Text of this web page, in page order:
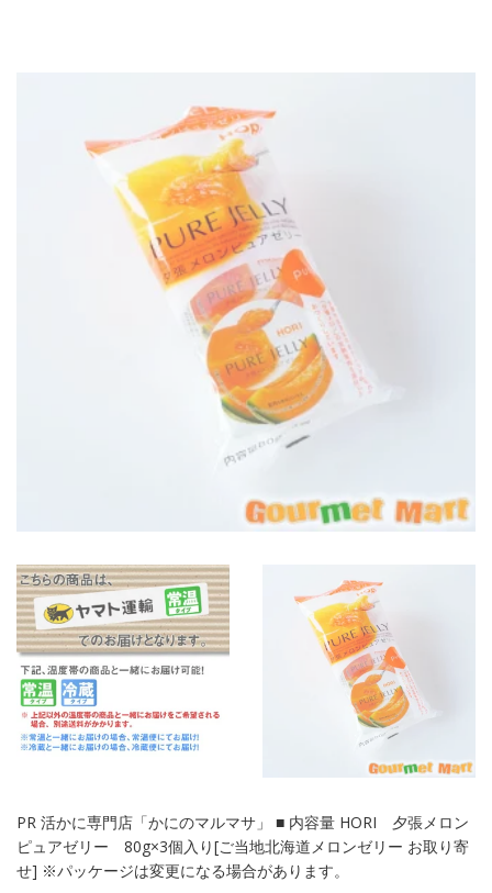
PR 活かに専門店「かにのマルマサ」 ■ 内容量 HORI 夕張メロン
ピュアゼリー 80g×3個入り[ご当地北海道メロンゼリー お取り寄
せ] ※パッケージは変更になる場合があります。